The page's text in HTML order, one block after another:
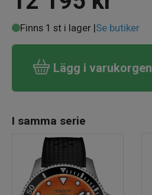
Finns 1 st i lager |Se butiker
Lägg i varukorgen
I samma serie